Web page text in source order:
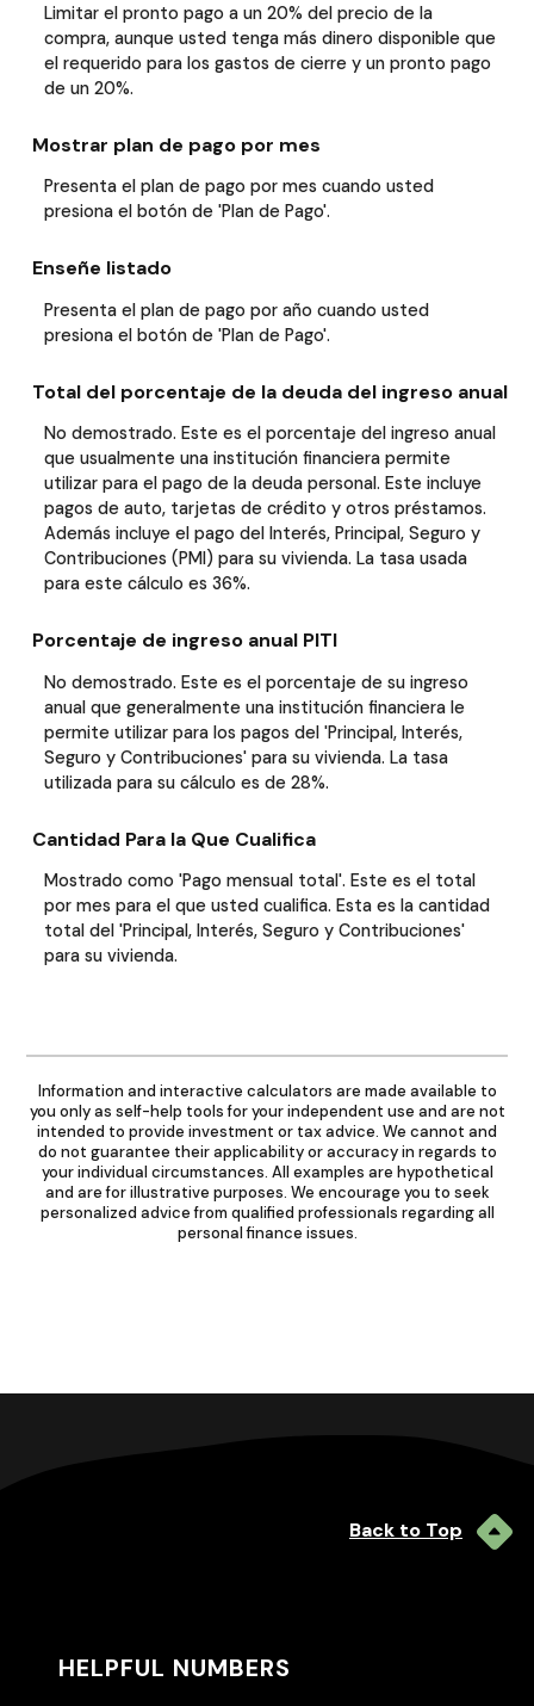
Limitar el pronto pago a un 20% del precio de la
compra, aunque usted tenga más dinero disponible que
el requerido para los gastos de cierre y un pronto pago
de un 20%.
Mostrar plan de pago por mes
Presenta el plan de pago por mes cuando usted
presiona el botón de 'Plan de Pago'.
Enseñe listado
Presenta el plan de pago por año cuando usted
presiona el botón de 'Plan de Pago'.
Total del porcentaje de la deuda del ingreso anual
No demostrado. Este es el porcentaje del ingreso anual
que usualmente una institución financiera permite
utilizar para el pago de la deuda personal. Este incluye
pagos de auto, tarjetas de crédito y otros préstamos.
Además incluye el pago del Interés, Principal, Seguro y
Contribuciones (PMI) para su vivienda. La tasa usada
para este cálculo es 36%.
Porcentaje de ingreso anual PITI
No demostrado. Este es el porcentaje de su ingreso
anual que generalmente una institución financiera le
permite utilizar para los pagos del 'Principal, Interés,
Seguro y Contribuciones' para su vivienda. La tasa
utilizada para su cálculo es de 28%.
Cantidad Para la Que Cualifica
Mostrado como 'Pago mensual total'. Este es el total
por mes para el que usted cualifica. Esta es la cantidad
total del 'Principal, Interés, Seguro y Contribuciones'
para su vivienda.
Information and interactive calculators are made available to
you only as self-help tools for your independent use and are not
intended to provide investment or tax advice. We cannot and
do not guarantee their applicability or accuracy in regards to
your individual circumstances. All examples are hypothetical
and are for illustrative purposes. We encourage you to seek
personalized advice from qualified professionals regarding all
personal finance issues.
Back to Top
HELPFUL NUMBERS